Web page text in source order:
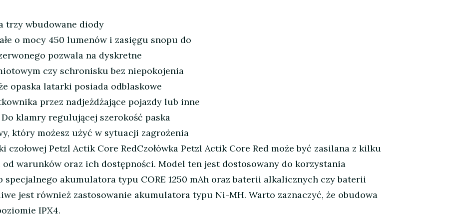
trzy wbudowane diody
o mocy 450 lumenów i zasięgu snopu do
pozwala na dyskretne
czy schronisku bez niepokojenia
opaska latarki posiada odblaskowe
przez nadjeżdżające pojazdy lub inne
klamry regulującej szerokość paska
który możesz użyć w sytuacji zagrożenia
Petzl Actik Core RedCzołówka Petzl Actik Core Red może być zasilana z kilku
warunków oraz ich dostępności. Model ten jest dostosowany do korzystania
akumulatora typu CORE 1250 mAh oraz baterii alkalicznych czy baterii
jest również zastosowanie akumulatora typu Ni-MH. Warto zaznaczyć, że obudowa
IPX4.